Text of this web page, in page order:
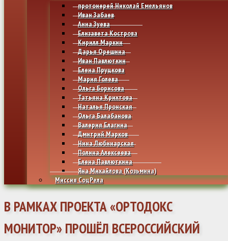
протоиерей Николай Емельянов
Иван Забаев
Анна Зуева
Елизавета Кострова
Кирилл Маркин
Дарья Орешина
Иван Павлюткин
Елена Пруцкова
Мария Голева
Ольга Борисова
Татьяна Крихтова
Наталья Пронская
Ольга Балабанова
Валерия Елагина
Дмитрий Марков
Нина Любинарская
Полина Алексеева
Елена Павлюткина
Яна Михайлова (Козьмина)
Миссия СоцРела
В РАМКАХ ПРОЕКТА «ОРТОДОКС
МОНИТОР» ПРОШЁЛ ВСЕРОССИЙСКИЙ